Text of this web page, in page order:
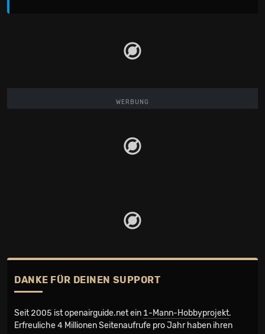
WERBUNG
DANKE FÜR DEINEN SUPPORT
Seit 2005 ist openairguide.net ein 1-Mann-Hobbyprojekt.
Erfreuliche 4 Millionen Seiten­aufrufe pro Jahr haben ihren